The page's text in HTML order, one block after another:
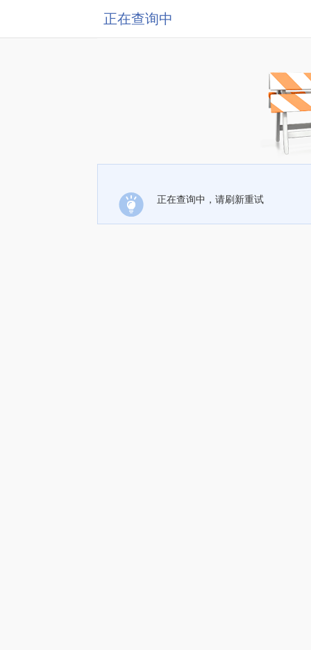
正在查询中
正在查询中，请刷新重试